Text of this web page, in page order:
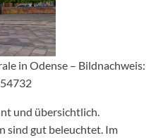
in Odense – Bildnachweis:
und übersichtlich.
sind gut beleuchtet. Im